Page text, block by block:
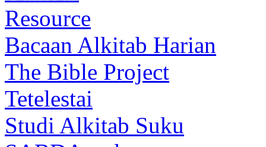
Resource
Bacaan Alkitab Harian
The Bible Project
Tetelestai
Studi Alkitab Suku